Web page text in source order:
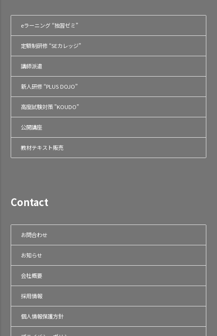
eラーニング “独習ゼミ”
定額制研修 “SEカレッジ”
講師派遣
新人研修 “PLUS DOJO”
高度試験対策 "KOUDO"
公開講座
教材テキスト販売
Contact
お問合わせ
お知らせ
会社概要
採用情報
個人情報保護方針